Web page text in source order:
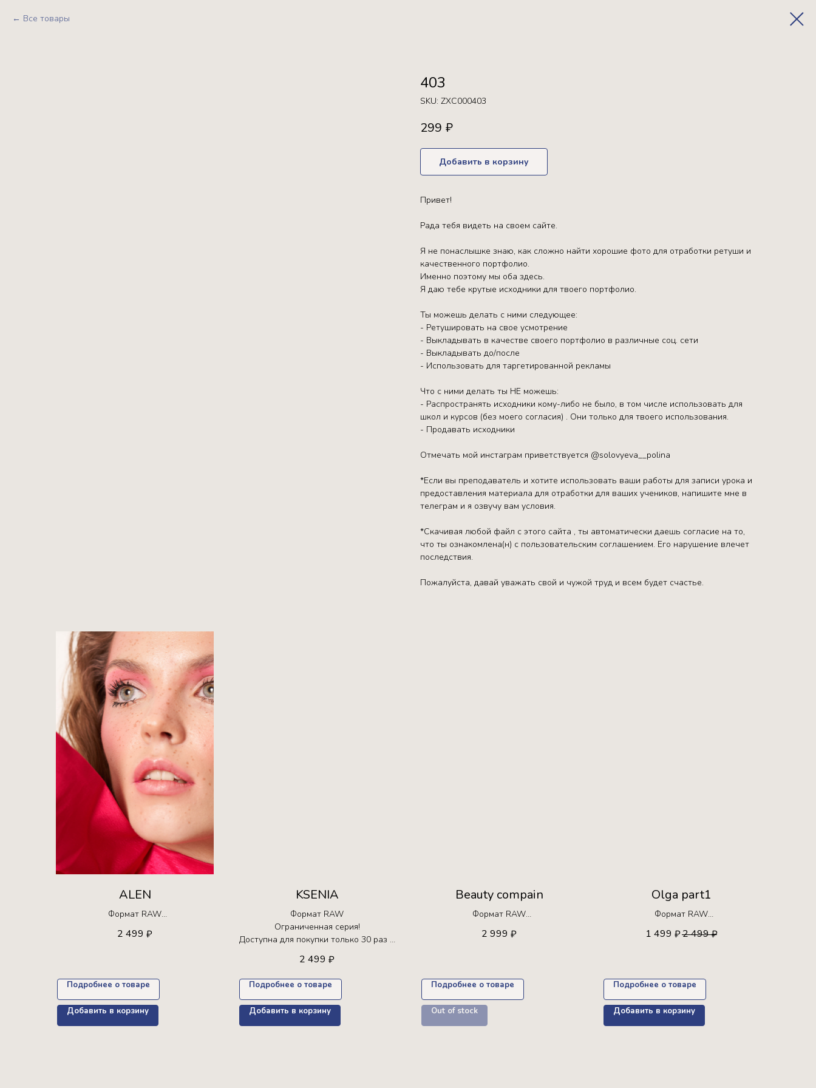
Все товары
403
SKU: ZXC000403
299 ₽
Добавить в корзину
Привет!
Рада тебя видеть на своем сайте.
Я не понаслышке знаю, как сложно найти хорошие фото для отработки ретуши и
качественного портфолио.
Именно поэтому мы оба здесь.
Я даю тебе крутые исходники для твоего портфолио.
Ты можешь делать с ними следующее:
- Ретушировать на свое усмотрение
- Выкладывать в качестве своего портфолио в различные соц. сети
- Выкладывать до/после
- Использовать для таргетированной рекламы
Что с ними делать ты НЕ можешь:
- Распространять исходники кому-либо не было, в том числе использовать для
школ и курсов (без моего согласия) . Они только для твоего использования.
- Продавать исходники
Отмечать мой инстаграм приветствуется @solovyeva__polina
*Если вы преподаватель и хотите использовать ваши работы для записи урока и
предоставления материала для отработки для ваших учеников, напишите мне в
телеграм и я озвучу вам условия.
*Скачивая любой файл с этого сайта , ты автоматически даешь согласие на то,
что ты ознакомлена(н) с пользовательским соглашением. Его нарушение влечет
последствия.
Пожалуйста, давай уважать свой и чужой труд и всем будет счастье.
ALEN
Формат RAW
Доступна для покупки только 30 раз +
2 499 ₽
Подробнее о товаре
Добавить в корзину
KSENIA
Формат RAW
Ограниченная серия!
Доступна для покупки только 30 раз +
2 499 ₽
Подробнее о товаре
Добавить в корзину
Beauty compain
Формат RAW
Доступна для покупки только 30 раз
2 999 ₽
Подробнее о товаре
Out of stock
Olga part1
Формат RAW
Доступна для покупки только 30 раз
1 499 ₽2 499₽
Подробнее о товаре
Добавить в корзину